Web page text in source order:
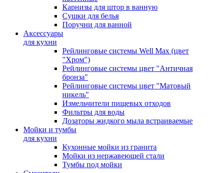
Карнизы для штор в ванную
Сушки для белья
Поручни для ванной
Аксессуары
для кухни
Рейлинговые системы Well Max (цвет
"Хром")
Рейлинговые системы цвет "Античная
бронза"
Рейлинговые системы цвет "Матовый
никель"
Измельчители пищевых отходов
Фильтры для воды
Дозаторы жидкого мыла встраиваемые
Мойки и тумбы
для кухни
Кухонные мойки из гранита
Мойки из нержавеющей стали
Тумбы под мойки